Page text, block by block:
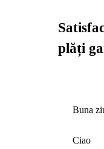
plăți
Buna
Ciao